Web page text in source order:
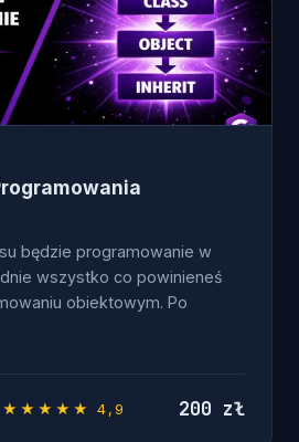
będzie programowanie w
wszystko co powinieneś
obiektowym. Po
★★★★★ 4,9 200 zł